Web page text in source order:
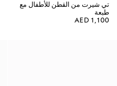
تي شيرت من القطن للأطفال مع
طبعة
AED 1,100